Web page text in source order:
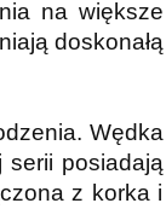
na większe
doskonałą
Wędka
serii posiadają
z korka i